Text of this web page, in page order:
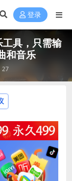
登录
具，只需输
和音乐
27